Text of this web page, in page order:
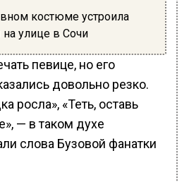
костюме устроила
улице в Сочи
певице, но его
довольно резко.
росла», «Теть, оставь
— в таком духе
слова Бузовой фанатки